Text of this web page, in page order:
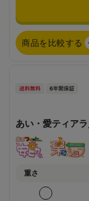
商品を比較する
あい・愛ティア
重さ